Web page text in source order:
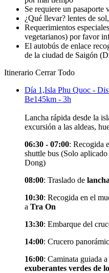
Se requiere un pasaporte
¿Qué llevar? lentes de
Requerimientos
vegetarianos) por favor
El autobús de enlace
de la ciudad de Saigón
Itinerario Cerrar Todo
Día 1,Isla Phu Quoc -
Be145km - 3h
Lancha rápida desde la
excursión a las aldeas,
06:30 - 07:00: Recogida
shuttle bus (Solo
Dong)
08:00: Traslado de
10:30: Recogida en el
a Tra On
13:30: Embarque del
14:00: Crucero
16:00: Caminata guiada a
exuberantes verdes de